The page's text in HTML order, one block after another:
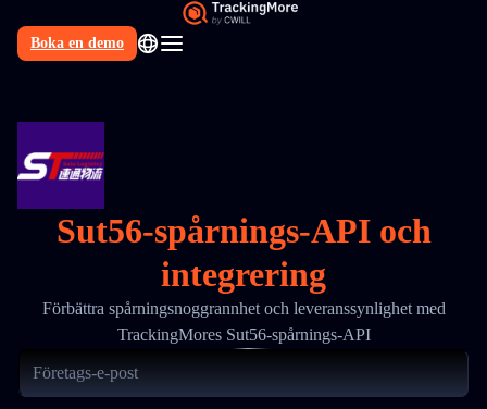
Boka en demo
Sut56-spårnings-API och
integrering
Förbättra spårningsnoggrannhet och leveranssynlighet med
TrackingMores Sut56-spårnings-API